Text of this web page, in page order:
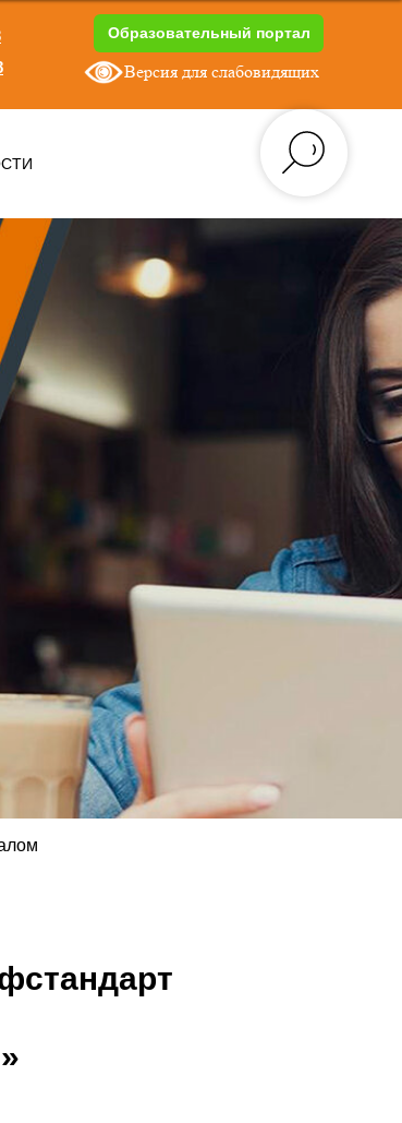
Образовательный портал
Версия для слабовидящих